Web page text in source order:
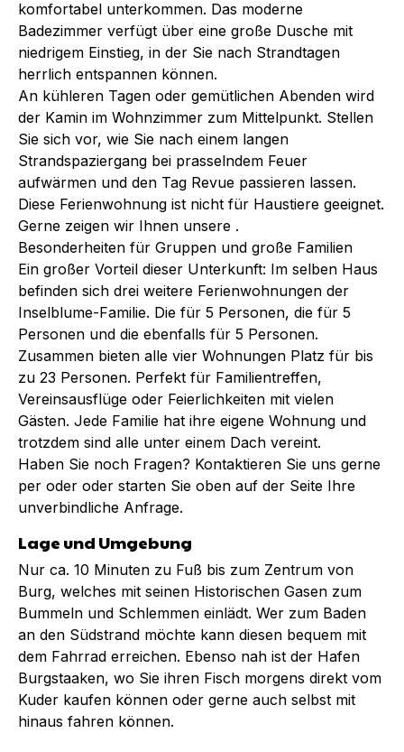
komfortabel unterkommen. Das moderne
Badezimmer verfügt über eine große Dusche mit
niedrigem Einstieg, in der Sie nach Strandtagen
herrlich entspannen können.
An kühleren Tagen oder gemütlichen Abenden wird
der Kamin im Wohnzimmer zum Mittelpunkt. Stellen
Sie sich vor, wie Sie nach einem langen
Strandspaziergang bei prasselndem Feuer
aufwärmen und den Tag Revue passieren lassen.
Diese Ferienwohnung ist nicht für Haustiere geeignet.
Gerne zeigen wir Ihnen unsere .
Besonderheiten für Gruppen und große Familien
Ein großer Vorteil dieser Unterkunft: Im selben Haus
befinden sich drei weitere Ferienwohnungen der
Inselblume-Familie. Die für 5 Personen, die für 5
Personen und die ebenfalls für 5 Personen.
Zusammen bieten alle vier Wohnungen Platz für bis
zu 23 Personen. Perfekt für Familientreffen,
Vereinsausflüge oder Feierlichkeiten mit vielen
Gästen. Jede Familie hat ihre eigene Wohnung und
trotzdem sind alle unter einem Dach vereint.
Haben Sie noch Fragen? Kontaktieren Sie uns gerne
per oder oder starten Sie oben auf der Seite Ihre
unverbindliche Anfrage.
Lage und Umgebung
Nur ca. 10 Minuten zu Fuß bis zum Zentrum von
Burg, welches mit seinen Historischen Gasen zum
Bummeln und Schlemmen einlädt. Wer zum Baden
an den Südstrand möchte kann diesen bequem mit
dem Fahrrad erreichen. Ebenso nah ist der Hafen
Burgstaaken, wo Sie ihren Fisch morgens direkt vom
Kuder kaufen können oder gerne auch selbst mit
hinaus fahren können.